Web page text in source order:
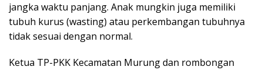
jangka waktu panjang. Anak mungkin juga memiliki
tubuh kurus (wasting) atau perkembangan tubuhnya
tidak sesuai dengan normal.
Ketua TP-PKK Kecamatan Murung dan rombongan